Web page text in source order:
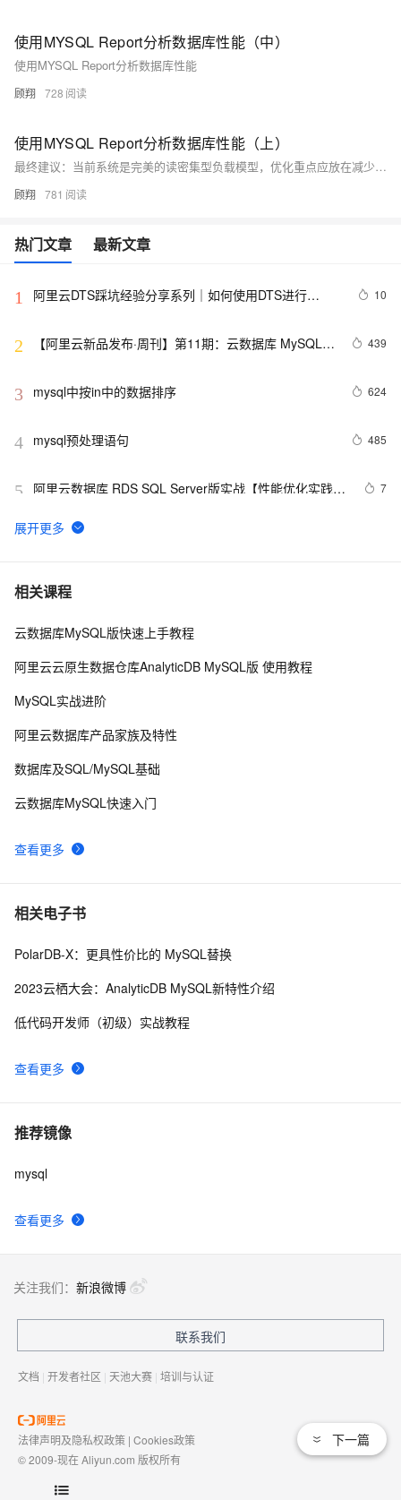
使用MYSQL Report分析数据库性能（中）
使用MYSQL Report分析数据库性能
顾翔 728
使用MYSQL Report分析数据库性能（上）
最终建议：当前系统是完美的读密集型负载模型，优化重点应放在减少行读取量和提高数据定位效率。通过索引优化、分区策略和内存缓存，预期可降低30%的CPU负载，同时保持100%的缓冲池命中率。建议每百万次查询后刷新统计信息以持续优化
顾翔 781
热门文章 最新文章
1
阿里云DTS踩坑经验分享系列｜如何使用DTS进行
10
2
【阿里云新品发布·周刊】第11期：云数据库 MySQL
439
3 mysql中按in中的数据排序 624
4 mysql预处理语句 485
5
阿里云数据库 RDS SQL Server版实战【性能优化实践、
7
6 MySQL插入时间戳字段的值
7 MySQL怎么卸载干净
8 MySQL调优
10mysql 主从复制实现原理
相关课程
查看更多
云数据库MySQL版快速上手教程
阿里云云原生数据仓库AnalyticDB MySQL版 使用教程
MySQL实战进阶
阿里云数据库产品家族及特性
数据库及SQL/MySQL基础
云数据库MySQL快速入门
相关电子书
查看更多
PolarDB-X：更具性价比的 MySQL替换
2023云栖大会：AnalyticDB MySQL新特性介绍
低代码开发师（初级）实战教程
推荐镜像
查看更多
mysql
下一篇
关注我们： 新浪微博
联系我们
文档 | 开发者社区 | 天池大赛 | 培训与认证
法律声明及隐私权政策 | Cookies政策
© 2009-现在 Aliyun.com 版权所有